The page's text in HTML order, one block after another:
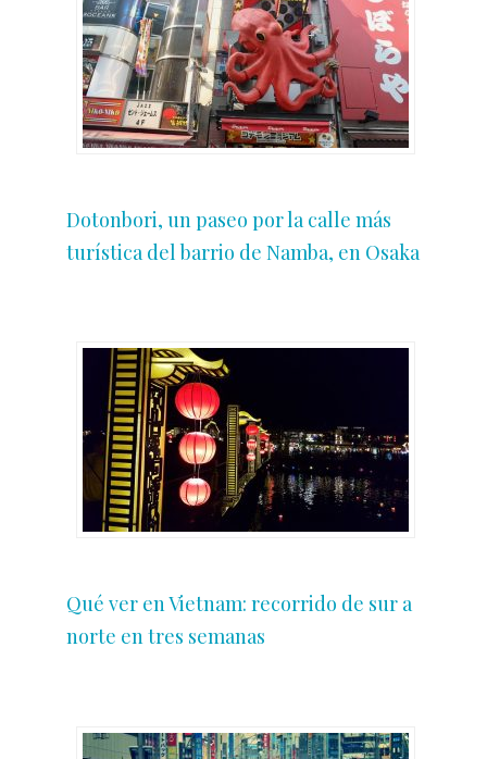
Dotonbori, un paseo por la calle más
turística del barrio de Namba, en Osaka
Qué ver en Vietnam: recorrido de sur a
norte en tres semanas